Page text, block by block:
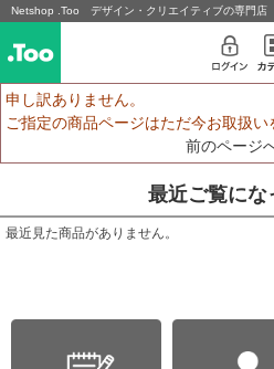
Netshop .Too デザイン・クリエイティブの専門店
申し訳ありません。
ご指定の商品ページはただ今お取扱い
前のページ
最近ご覧にな
最近見た商品がありません。